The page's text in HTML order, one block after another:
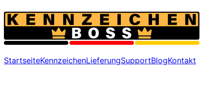
StartseiteKennzeichenLieferungSupportBlogKontakt